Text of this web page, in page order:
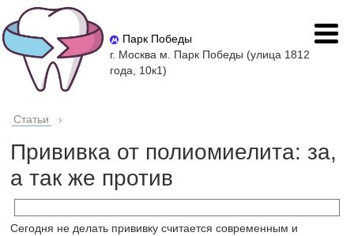
Парк Победы
г. Москва м. Парк Победы (улица 1812
года, 10к1)
Статьи ›
Прививка от полиомиелита: за,
а так же против
Сегодня не делать прививку считается современным и